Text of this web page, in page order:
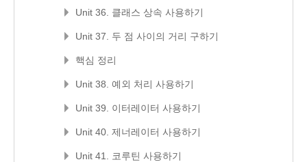
Unit 36. 클래스 상속 사용하기
Unit 37. 두 점 사이의 거리 구하기
핵심 정리
Unit 38. 예외 처리 사용하기
Unit 39. 이터레이터 사용하기
Unit 40. 제너레이터 사용하기
Unit 41. 코루틴 사용하기